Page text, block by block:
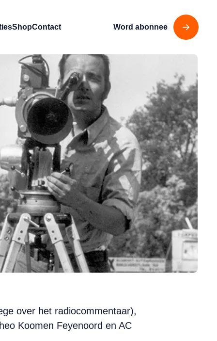
ShopContact Word abonnee
over het radiocommentaar),
Koomen Feyenoord en AC